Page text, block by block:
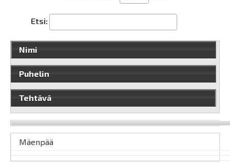
Etsi:
Nimi
Puhelin
Tehtävä
Mäenpää